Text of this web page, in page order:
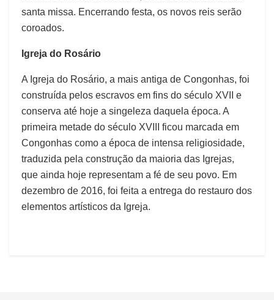
santa missa. Encerrando festa, os novos reis serão
coroados.
Igreja do Rosário
A Igreja do Rosário, a mais antiga de Congonhas, foi
construída pelos escravos em fins do século XVII e
conserva até hoje a singeleza daquela época. A
primeira metade do século XVIII ficou marcada em
Congonhas como a época de intensa religiosidade,
traduzida pela construção da maioria das Igrejas,
que ainda hoje representam a fé de seu povo. Em
dezembro de 2016, foi feita a entrega do restauro dos
elementos artísticos da Igreja.